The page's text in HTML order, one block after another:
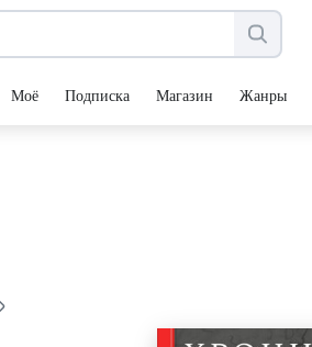
Моё Подписка Магазин Жанры